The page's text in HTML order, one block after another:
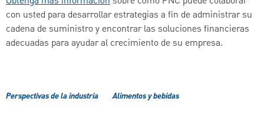
con usted para desarrollar estrategias a fin de administrar su
cadena de suministro y encontrar las soluciones financieras
adecuadas para ayudar al crecimiento de su empresa.
Perspectivas de la industria Alimentos y bebidas